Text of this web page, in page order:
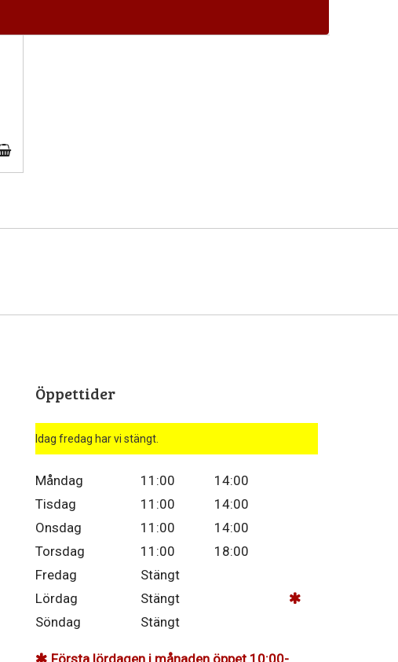
Öppettider
Idag fredag har vi stängt.
Måndag 11:00
14:00
Tisdag
11:00
14:00
Onsdag
11:00
14:00
Torsdag
11:00
18:00
Fredag
Stängt
Lördag
Stängt
Söndag
Stängt
Första lördagen i månaden öppet 10:00-